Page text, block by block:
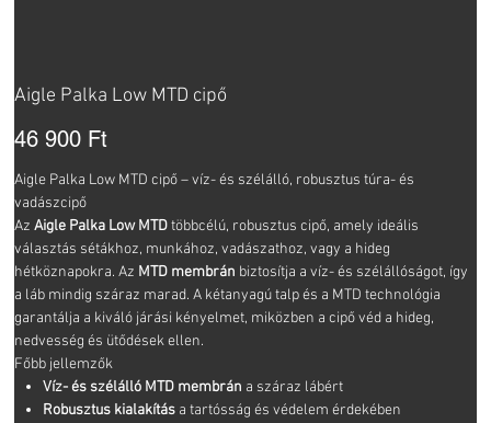
Aigle Palka Low MTD cipő
Ár
46 900 Ft
Aigle Palka Low MTD cipő – víz- és szélálló, robusztus túra- és
vadászcipő
AzAigle Palka Low MTDtöbbcélú, robusztus cipő, amely ideális
választás sétákhoz, munkához, vadászathoz, vagy a hideg
hétköznapokra. Az MTD membrán biztosítja a víz- és szélállóságot, így
a láb mindig száraz marad. A kétanyagú talp és a MTD technológia
garantálja a kiváló járási kényelmet, miközben a cipő véd a hideg,
nedvesség és ütődések ellen.
Főbb jellemzők
Víz- és szélálló MTD membrán a száraz lábért
Robusztus kialakítása tartósság és védelem érdekében